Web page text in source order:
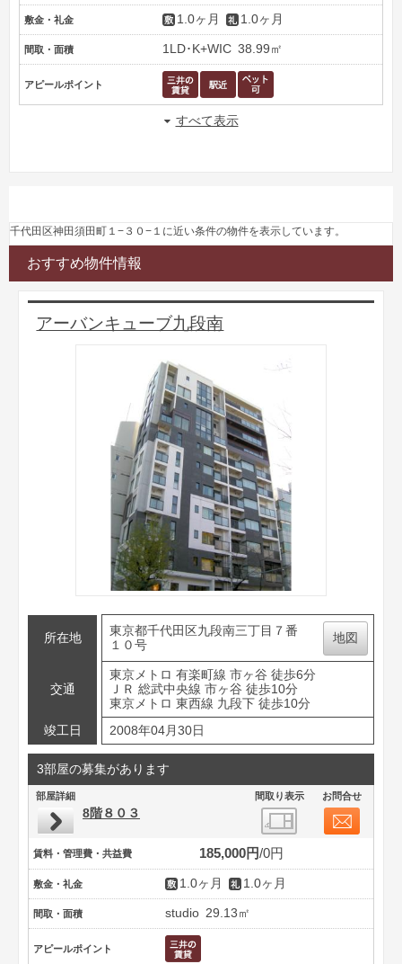
敷金・礼金 1.0ヶ月 1.0ヶ月
間取・面積 1LD･K+WIC 38.99㎡
アピールポイント
すべて表示
千代田区神田須田町１−３０−１に近い条件の物件を表示しています。
おすすめ物件情報
アーバンキューブ九段南
所在地
東京都千代田区九段南三丁目７番
１０号
地図
交通
東京メトロ 有楽町線 市ヶ谷 徒歩6分
ＪＲ 総武中央線 市ヶ谷 徒歩10分
東京メトロ 東西線 九段下 徒歩10分
竣工日
2008年04月30日
3部屋の募集があります
部屋詳細 間取り表示 お問合せ
8階８０３
賃料・管理費・共益費 185,000円 0円
敷金・礼金 1.0ヶ月 1.0ヶ月
間取・面積 studio 29.13㎡
アピールポイント